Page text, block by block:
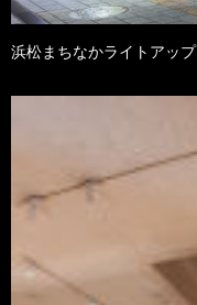
浜松まちなかライトアップ